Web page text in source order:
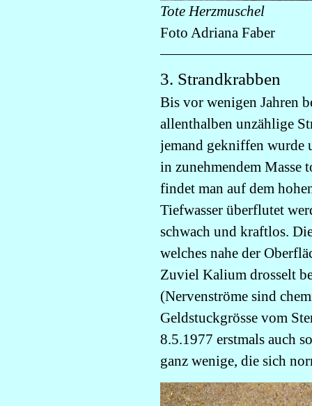
Tote Herzmuschel
Foto Adriana Faber
3. Strandkrabben
Bis vor wenigen Jahren
allenthalben unzählige
jemand gekniffen wurde
in zunehmendem Masse
findet man auf dem
Tiefwasser überflutet
schwach und kraftlos.
welches nahe der
Zuviel Kalium drosselt
(Nervenströme sind
Geldstuckgrösse vom
8.5.1977 erstmals auch
ganz wenige, die sich